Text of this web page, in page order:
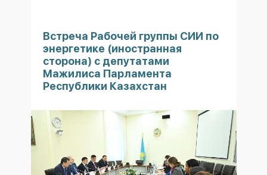
Встреча Рабочей группы СИИ по
энергетике (иностранная
сторона) с депутатами
Мажилиса Парламента
Республики Казахстан